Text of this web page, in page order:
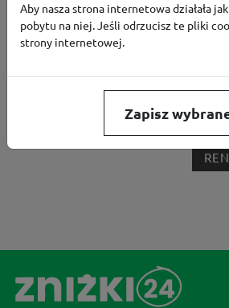
BORN2BE
KOMFORT
LOUNGE BY ZALANDO
SHEIN
ERLI ANSWEAR
Aby nasza strona internetowa działała
pobytu na niej. Jeśli odrzucisz te pliki
strony internetowej.
Zapisz